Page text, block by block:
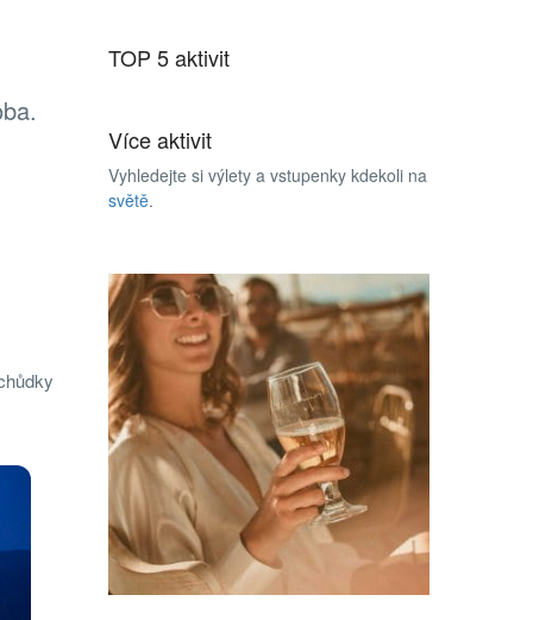
TOP 5 aktivit
Více aktivit
Vyhledejte si výlety a vstupenky kdekoli na
světě.